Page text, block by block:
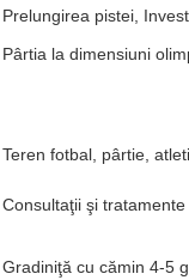
Prelungirea pistei,
Pârtia la dimensiuni
Teren fotbal, pârtie,
Consultaţii şi
Gradiniţă cu cămin 4-5